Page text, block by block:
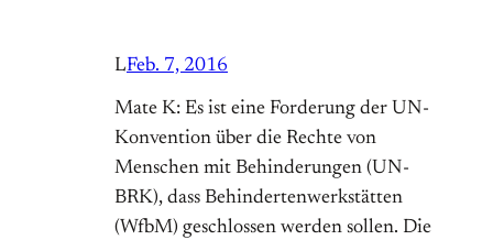
LFeb. 7, 2016
Mate K: Es ist eine Forderung der UN-
Konvention über die Rechte von
Menschen mit Behinderungen (UN-
BRK), dass Behindertenwerkstätten
(WfbM) geschlossen werden sollen. Die